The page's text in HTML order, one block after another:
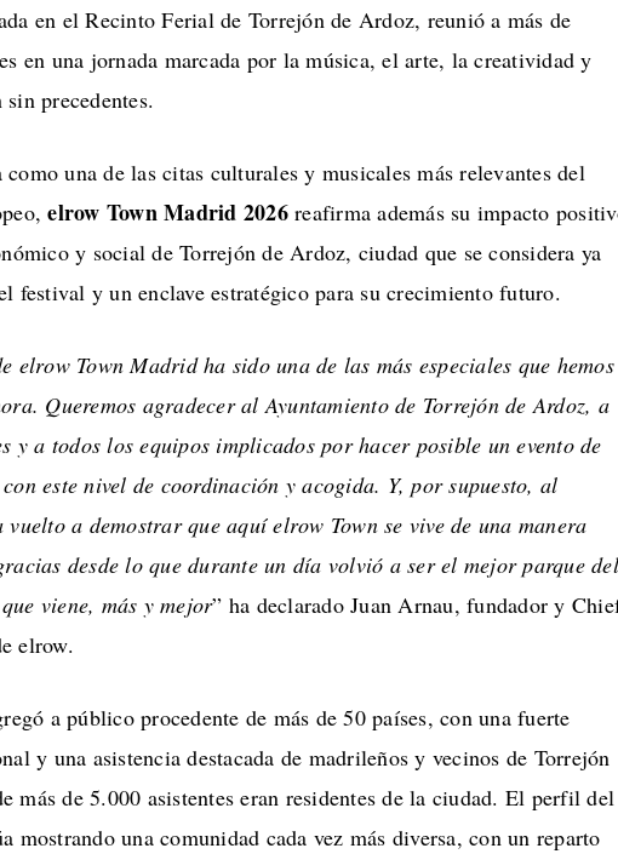
en el Recinto Ferial de Torrejón de Ardoz, reunió a más de
en una jornada marcada por la música, el arte, la creatividad y
precedentes.
una de las citas culturales y musicales más relevantes del
elrow Town Madrid 2026reafirma además su impacto
y social de Torrejón de Ardoz, ciudad que se considera ya
festival y un enclave estratégico para su crecimiento futuro.
elrow Town Madrid ha sido una de las más especiales que hemos
Queremos agradecer al Ayuntamiento de Torrejón de Ardoz, a
y a todos los equipos implicados por hacer posible un evento de
este nivel de coordinación y acogida. Y, por supuesto, al
a demostrar que aquí elrow Town se vive de una manera
desde lo que durante un día volvió a ser el mejor parque del
viene, más y mejor” ha declarado Juan Arnau, fundador y
elrow.
a público procedente de más de 50 países, con una fuerte
y una asistencia destacada de madrileños y vecinos de Torrejón
más de 5.000 asistentes eran residentes de la ciudad. El perfil del
mostrando una comunidad cada vez más diversa, con un reparto